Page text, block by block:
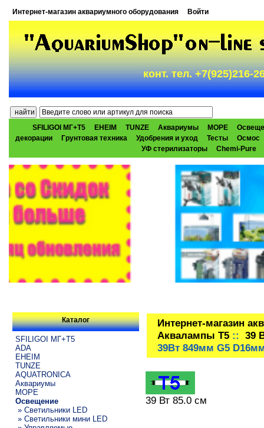
Интернет-магазин аквариумного оборудования Войти
конт. тел. +7(925)216-
SFILIGOI МГ+Т5 EHEIM TUNZE Аквариумы МОРЕ
декорации
Грунтовая техника Удобрения и уход Тесты
Осмос
УФ стерилизаторы
Chemi-Pure
Каталог
SFILIGOI МГ+Т5
ADA
EHEIM
TUNZE
AQUATRONICA
Аквариумы
МОРЕ
Освещение
» Светильники LED
» Светильники мини LED
Интернет-магазин
Аквалампы T5:: 39
39Вт 849мм G5
39 Вт 85.0 см